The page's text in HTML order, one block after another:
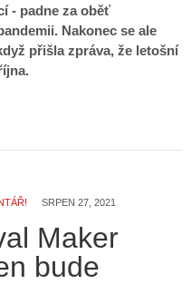
- padne za oběť
Nakonec se ale
přišla zpráva, že letošní
SRPEN 27, 2021
Maker
bude